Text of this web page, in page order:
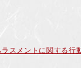
スメントに関する行